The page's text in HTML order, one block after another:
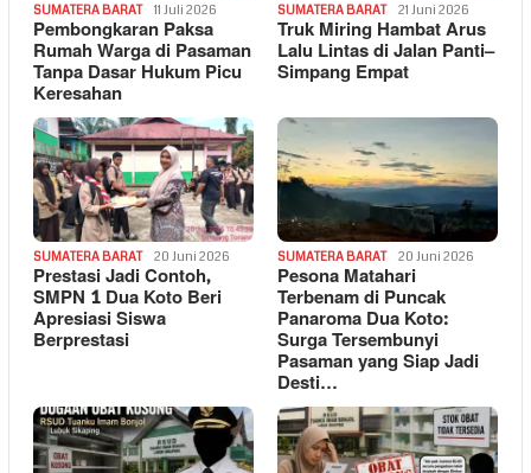
SUMATERA BARAT 11 Juli 2026
Pembongkaran Paksa
Rumah Warga di Pasaman
Tanpa Dasar Hukum Picu
Keresahan
SUMATERA BARAT 21 Juni 2026
Truk Miring Hambat Arus
Lalu Lintas di Jalan Panti–
Simpang Empat
SUMATERA BARAT 20 Juni 2026
Prestasi Jadi Contoh,
SMPN 1 Dua Koto Beri
Apresiasi Siswa
Berprestasi
SUMATERA BARAT 20 Juni 2026
Pesona Matahari
Terbenam di Puncak
Panaroma Dua Koto:
Surga Tersembunyi
Pasaman yang Siap Jadi
Desti…